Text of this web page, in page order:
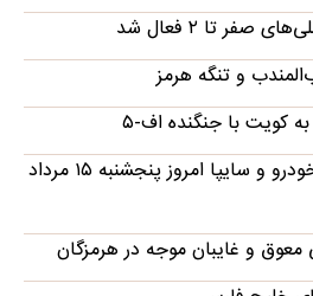
صفر تا ۲ فعال شد
و تنگه هرمز
کویت با جنگنده اف-۵
قیمت محصولات ایران‌خودرو و سایپا امروز پنجشنبه ۱۵ مرداد
معوق و غایبان موجه در هرمزگان